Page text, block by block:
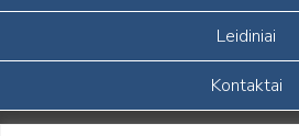
Leidiniai
Kontaktai